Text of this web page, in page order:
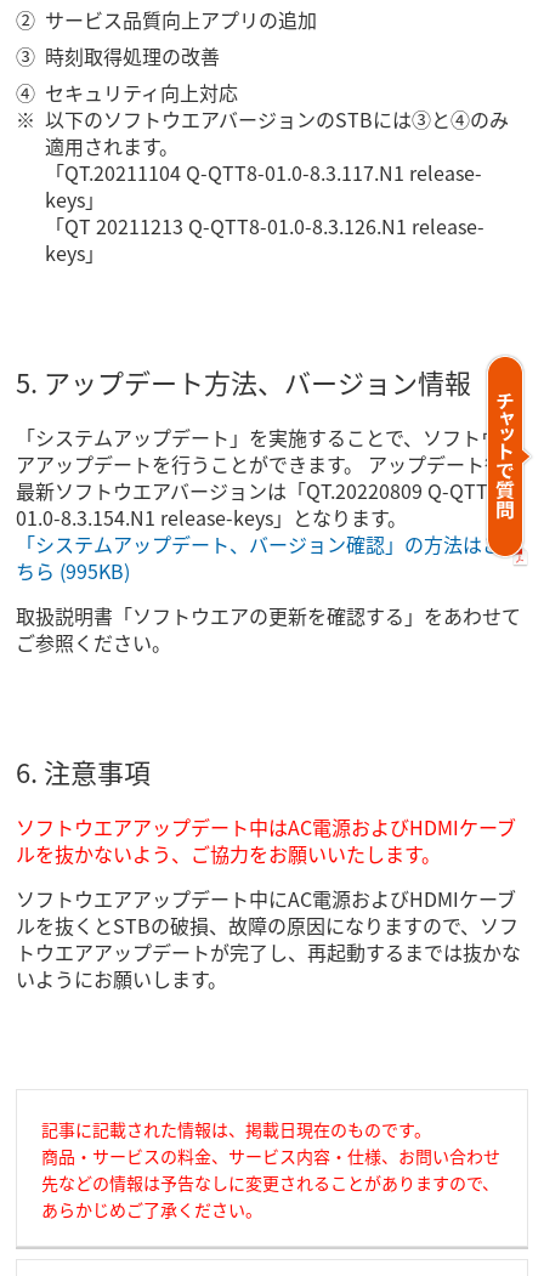
サービス品質向上アプリの追加
時刻取得処理の改善
セキュリティ向上対応
以下のソフトウエアバージョンのSTBには③と④のみ
適用されます。
「QT.20211104 Q-QTT8-01.0-8.3.117.N1 release-
keys」
「QT 20211213 Q-QTT8-01.0-8.3.126.N1 release-
keys」
5. アップデート方法、バージョン情報
「システムアップデート」を実施することで、ソフトウエ
アアップデートを行うことができます。 アップデート後の
最新ソフトウエアバージョンは「QT.20220809 Q-QTT8-
01.0-8.3.154.N1 release-keys」となります。
「システムアップデート、バージョン確認」の方法はこ
ちら (995KB)
取扱説明書「ソフトウエアの更新を確認する」をあわせて
ご参照ください。
6. 注意事項
ソフトウエアアップデート中はAC電源およびHDMIケーブ
ルを抜かないよう、ご協力をお願いいたします。
ソフトウエアアップデート中にAC電源およびHDMIケーブ
ルを抜くとSTBの破損、故障の原因になりますので、ソフ
トウエアアップデートが完了し、再起動するまでは抜かな
いようにお願いします。
記事に記載された情報は、掲載日現在のものです。
商品・サービスの料金、サービス内容・仕様、お問い合わせ
先などの情報は予告なしに変更されることがありますので、
あらかじめご了承ください。